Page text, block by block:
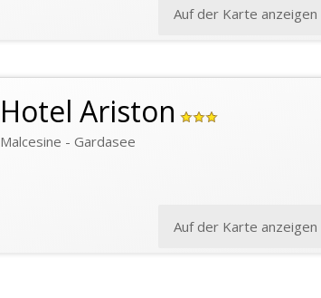
Auf der Karte anzeigen
Hotel Ariston
Malcesine - Gardasee
Auf der Karte anzeigen